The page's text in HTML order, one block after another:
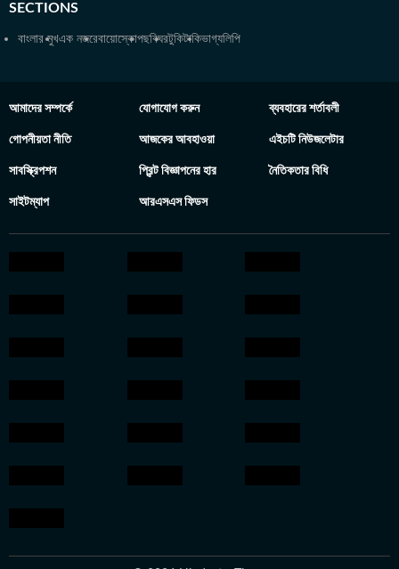
SECTIONS
বাংলার মুখএক নজরেবায়োস্কোপছবিঘরটুকিটাকিভাগ্যলিপি
আমাদের সম্পর্কে যোগাযোগ করুন ব্যবহারের শর্তাবলী
গোপনীয়তা নীতি আজকের আবহাওয়া এইচটি নিউজলেটার
সাবস্ক্রিপশন প্রিন্ট বিজ্ঞাপনের হার নৈতিকতার বিধি
সাইটম্যাপ আরএসএস ফিডস